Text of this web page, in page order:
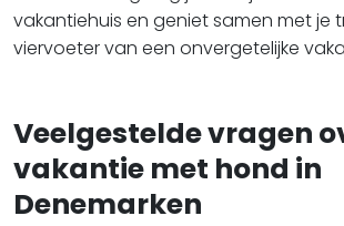
vakantiehuis en geniet samen met je
viervoeter van een onvergetelijke
Veelgestelde vragen
vakantie met hond in
Denemarken